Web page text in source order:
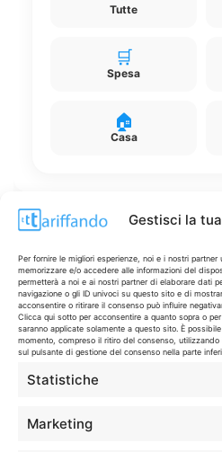
Gestisci la
Per fornire le migliori esperienze, noi e i nostri
memorizzare e/o accedere alle informazioni del
permetterà a noi e ai nostri partner di elaborare dati
navigazione o gli ID univoci su questo sito e di
acconsentire o ritirare il consenso può influire
Clicca qui sotto per acconsentire a quanto sopra o
saranno applicate solamente a questo sito. È
momento, compreso il ritiro del consenso,
sul pulsante di gestione del consenso nella parte
Statistiche
Marketing
Tutte
🛒
Spesa
🏠
Casa
Disclaimer
I marchi citati appartengono ai
segnalate possono subire
sui siti ufficiali.